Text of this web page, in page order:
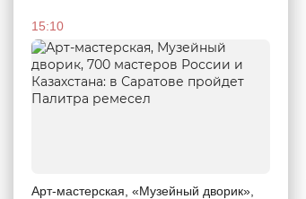
15:10
Арт-мастерская, «Музейный дворик»,